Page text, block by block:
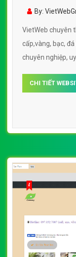
cấp,vàng,
By:
VietWeb chuyên
cấp,vàng, bạc,
chuyên nghiệp,
CHI TIẾT